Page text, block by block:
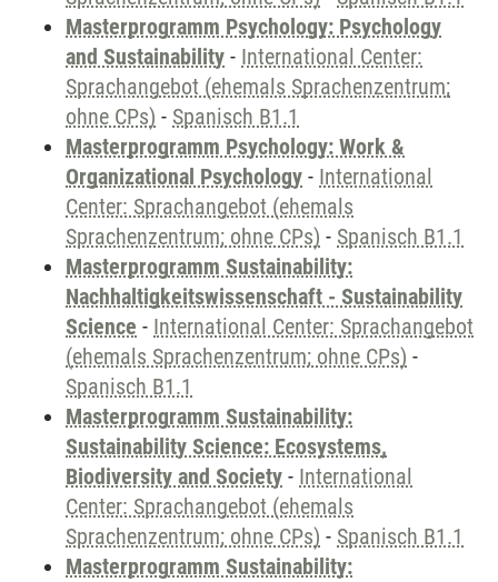
Masterprogramm Psychology: Psychology
and Sustainability - International Center:
Sprachangebot (ehemals Sprachenzentrum;
ohne CPs) - Spanisch B1.1
Masterprogramm Psychology: Work &
Organizational Psychology - International
Center: Sprachangebot (ehemals
Sprachenzentrum; ohne CPs) - Spanisch B1.1
Masterprogramm Sustainability:
Nachhaltigkeitswissenschaft - Sustainability
Science - International Center: Sprachangebot
(ehemals Sprachenzentrum; ohne CPs) -
Spanisch B1.1
Masterprogramm Sustainability:
Sustainability Science: Ecosystems,
Biodiversity and Society - International
Center: Sprachangebot (ehemals
Sprachenzentrum; ohne CPs) - Spanisch B1.1
Masterprogramm Sustainability: